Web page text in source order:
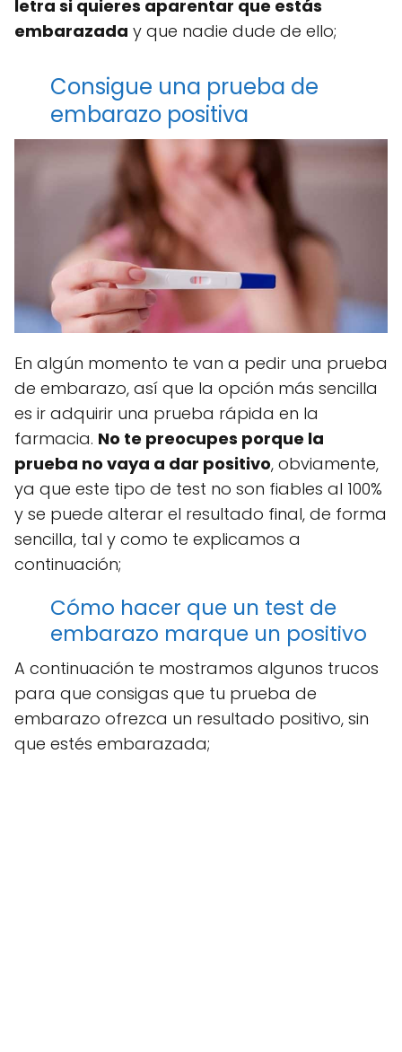
letra si quieres aparentar que estás
embarazada y que nadie dude de ello;
Consigue una prueba de
embarazo positiva
En algún momento te van a pedir una prueba
de embarazo, así que la opción más sencilla
es ir adquirir una prueba rápida en la
farmacia. No te preocupes porque la
prueba no vaya a dar positivo, obviamente,
ya que este tipo de test no son fiables al 100%
y se puede alterar el resultado final, de forma
sencilla, tal y como te explicamos a
continuación;
Cómo hacer que un test de
embarazo marque un positivo
A continuación te mostramos algunos trucos
para que consigas que tu prueba de
embarazo ofrezca un resultado positivo, sin
que estés embarazada;